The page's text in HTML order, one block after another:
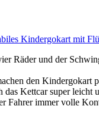
Kindergokart mit
Räder und der
den Kindergokart
Kettcar super
immer volle